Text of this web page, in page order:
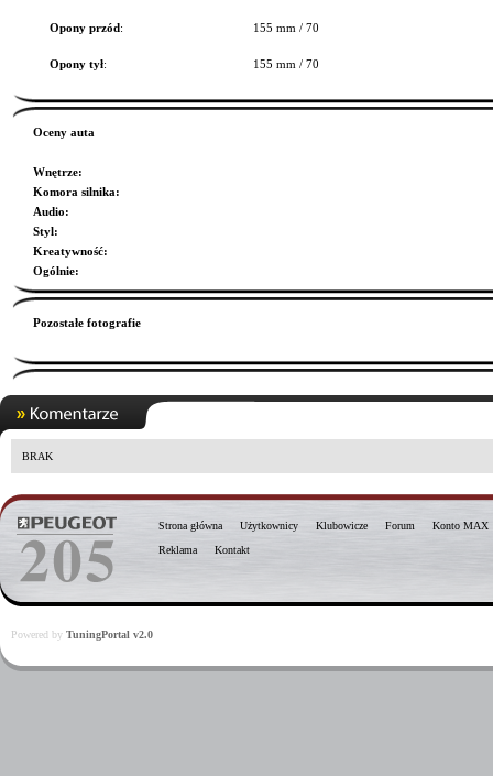
Opony przód: 155 mm / 70
Opony tył: 155 mm / 70
Oceny auta
Wnętrze:
Komora silnika:
Audio:
Styl:
Kreatywność:
Ogólnie:
Pozostałe fotografie
BRAK
Strona główna Użytkownicy Klubowicze Forum
Konto MAX
Reklama
Kontakt
Powered by TuningPortal v2.0